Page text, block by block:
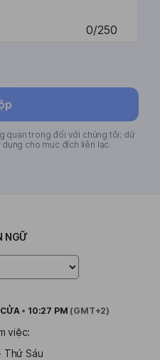
0/250
quan trọng đối với chúng tôi; dữ
cho mục đích liên lạc.
NGỮ
• 10:27 PM (GMT+2)
việc:
Thứ Sáu